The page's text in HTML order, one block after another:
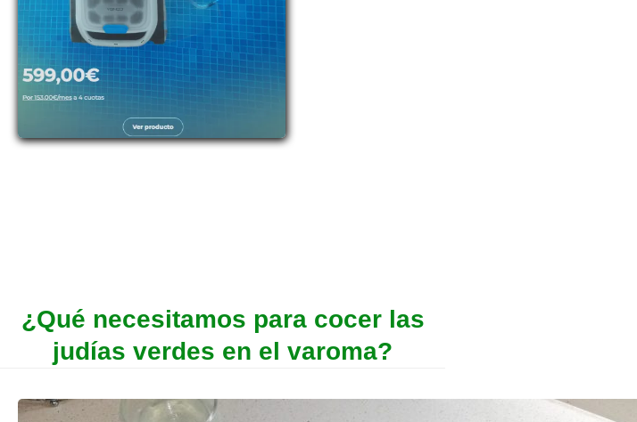
¿Qué necesitamos para cocer las
judías verdes en el varoma?